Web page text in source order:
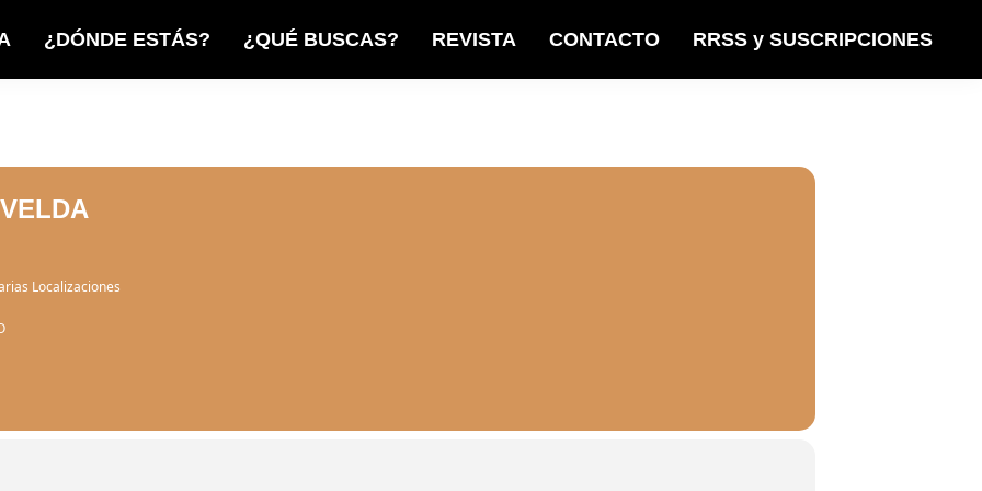
¿DÓNDE ESTÁS? ¿QUÉ BUSCAS? REVISTA CONTACTO RRSS y SUSCRIPCIONES
Localizaciones